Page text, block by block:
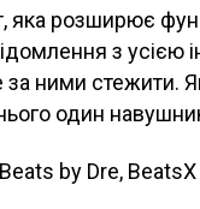
розширює
з
ними стежити.
один
by Dre, BeatsX